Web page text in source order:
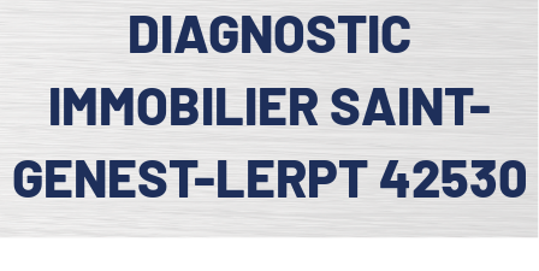
DIAGNOSTIC
IMMOBILIER SAINT-
GENEST-LERPT 42530